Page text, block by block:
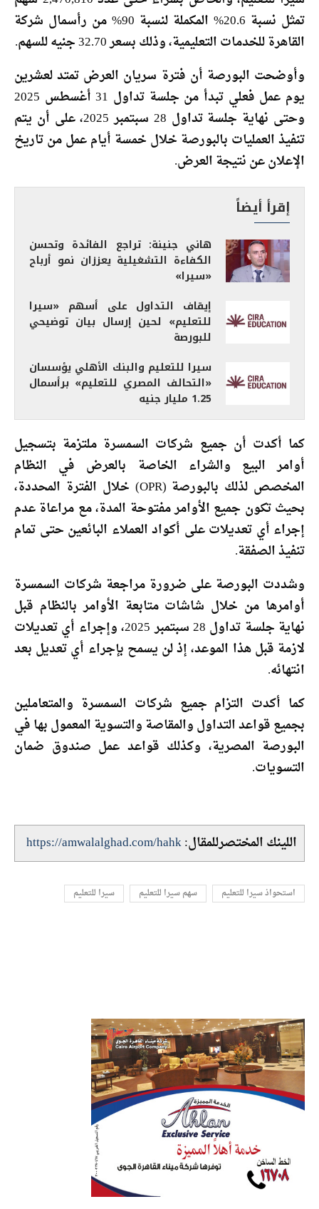
تمثل نسبة 20.6% المكملة لنسبة 90% من رأسمال شركة
القاهرة للخدمات التعليمية، وذلك بسعر 32.70 جنيه للسهم.
وأوضحت البورصة أن فترة سريان العرض تمتد لعشرين
يوم عمل فعلي تبدأ من جلسة تداول 31 أغسطس 2025
وحتى نهاية جلسة تداول 28 سبتمبر 2025، على أن يتم
تنفيذ العمليات بالبورصة خلال خمسة أيام عمل من تاريخ
الإعلان عن نتيجة العرض.
إقرأ أيضاً
هاني جنينة: تراجع الفائدة وتحسن
الكفاءة التشغيلية يعززان نمو أرباح
«سيرا»
إيقاف التداول على أسهم «سيرا
للتعليم» لحين إرسال بيان توضيحي
للبورصة
سيرا للتعليم والبنك الأهلي يؤسسان
«التحالف المصري للتعليم» برأسمال
1.25 مليار جنيه
كما أكدت أن جميع شركات السمسرة ملتزمة بتسجيل
أوامر البيع والشراء الخاصة بالعرض في النظام
المخصص لذلك بالبورصة (OPR) خلال الفترة المحددة،
بحيث تكون جميع الأوامر مفتوحة المدة، مع مراعاة عدم
إجراء أي تعديلات على أكواد العملاء البائعين حتى تمام
تنفيذ الصفقة.
وشددت البورصة على ضرورة مراجعة شركات السمسرة
أوامرها من خلال شاشات متابعة الأوامر بالنظام قبل
نهاية جلسة تداول 28 سبتمبر 2025، وإجراء أي تعديلات
لازمة قبل هذا الموعد، إذ لن يسمح بإجراء أي تعديل بعد
انتهائه.
كما أكدت التزام جميع شركات السمسرة والمتعاملين
بجميع قواعد التداول والمقاصة والتسوية المعمول بها في
البورصة المصرية، وكذلك قواعد عمل صندوق ضمان
التسويات.
اللينك المختصرللمقال:https://amwalalghad.com/hahk
استحواذ سيرا للتعليم سهم سيرا للتعليم سيرا للتعليم